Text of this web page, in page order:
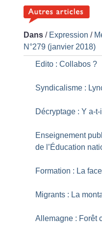
Dans / Expression /
N°279 (janvier 2018)
Edito : Collabos ?
Syndicalisme :
Décryptage : Y a-
Enseignement
de l’Éducation
Formation : La
Migrants : La
Allemagne : Forêt